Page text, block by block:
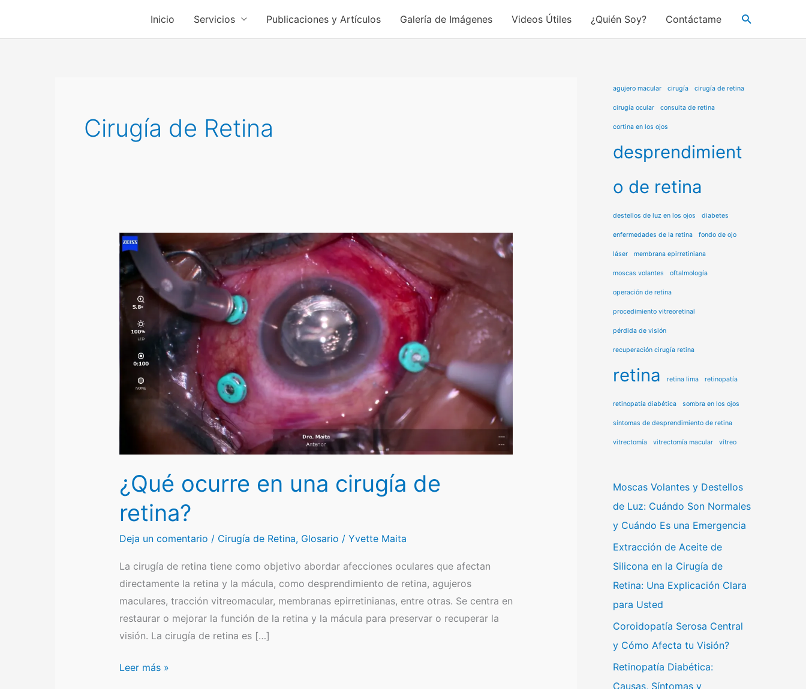
contenido
Inicio Servicios Publicaciones y Artículos Galería de Imágenes Videos Útiles ¿Quién Soy? Contáctame Buscar
Cirugía de Retina
¿Qué ocurre en una cirugía de
retina?
Deja un comentario / Cirugía de Retina, Glosario / Yvette Maita
La cirugía de retina tiene como objetivo abordar afecciones oculares que afectan
directamente la retina y la mácula, como desprendimiento de retina, agujeros
maculares, tracción vitreomacular, membranas epirretinianas, entre otras. Se centra en
restaurar o mejorar la función de la retina y la mácula para preservar o recuperar la
visión. La cirugía de retina es […]
¿Qué
Leer más »
agujero macular cirugía cirugía de retina
cirugía ocular consulta de retina
cortina en los ojos
desprendimient
o de retina
destellos de luz en los ojos diabetes
enfermedades de la retina fondo de ojo
láser membrana epirretiniana
moscas volantes oftalmología
operación de retina
procedimiento vitreoretinal
pérdida de visión
recuperación cirugía retina
retina retina lima retinopatía
retinopatía diabética sombra en los ojos
síntomas de desprendimiento de retina
vitrectomía vitrectomía macular vítreo
Moscas Volantes y Destellos
de Luz: Cuándo Son Normales
y Cuándo Es una Emergencia
Extracción de Aceite de
Silicona en la Cirugía de
Retina: Una Explicación Clara
para Usted
Coroidopatía Serosa Central
y Cómo Afecta tu Visión?
Retinopatía Diabética:
Causas, Síntomas y